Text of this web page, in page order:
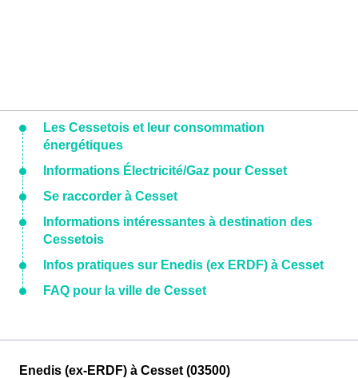
Les Cessetois et leur consommation
énergétiques
Informations Électricité/Gaz pour Cesset
Se raccorder à Cesset
Informations intéressantes à destination des
Cessetois
Infos pratiques sur Enedis (ex ERDF) à Cesset
FAQ pour la ville de Cesset
Enedis (ex-ERDF) à Cesset (03500)